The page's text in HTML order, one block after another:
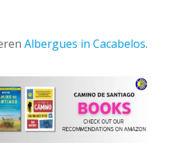
Albergues in Cacabelos.